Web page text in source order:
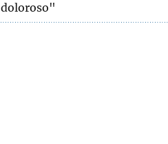
doloroso"